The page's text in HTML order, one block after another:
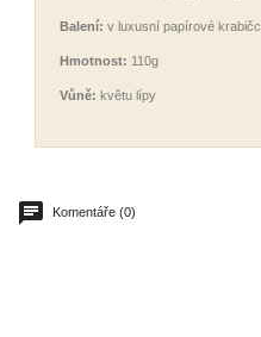
Balení: v luxusní papírové
Hmotnost: 110g
Vůně: květu lípy
Komentáře (0)